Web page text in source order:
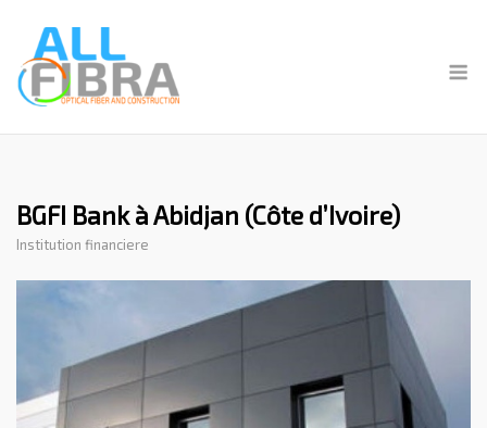
content
BGFI Bank à Abidjan (Côte d’Ivoire)
Institution financiere